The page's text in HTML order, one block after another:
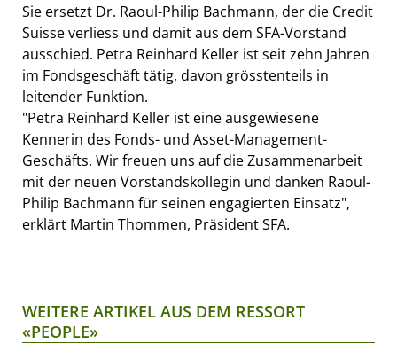
Sie ersetzt Dr. Raoul-Philip Bachmann, der die Credit
Suisse verliess und damit aus dem SFA-Vorstand
ausschied. Petra Reinhard Keller ist seit zehn Jahren
im Fondsgeschäft tätig, davon grösstenteils in
leitender Funktion.
"Petra Reinhard Keller ist eine ausgewiesene
Kennerin des Fonds- und Asset-Management-
Geschäfts. Wir freuen uns auf die Zusammenarbeit
mit der neuen Vorstandskollegin und danken Raoul-
Philip Bachmann für seinen engagierten Einsatz",
erklärt Martin Thommen, Präsident SFA.
WEITERE ARTIKEL AUS DEM RESSORT
«PEOPLE»